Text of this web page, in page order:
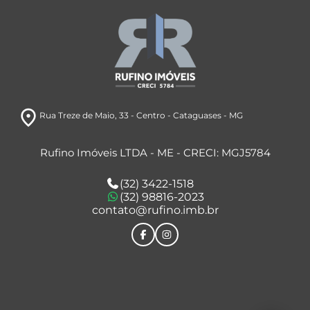
room Rua Treze de Maio, 33- Centro - Cataguases- MG
Rufino Imóveis LTDA - ME - CRECI: MGJ5784
(32) 3422-1518
(32) 98816-2023
contato@rufino.imb.br